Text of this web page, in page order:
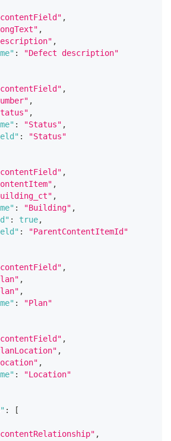
,
,
,
:
"Defect description"
,
,
,
: "Status" ,
:
"Status"
,
,
,
: "Building" ,
: true,
:
"ParentContentItemId"
,
,
,
:
"Plan"
,
,
,
:
"Location"
:
[
,